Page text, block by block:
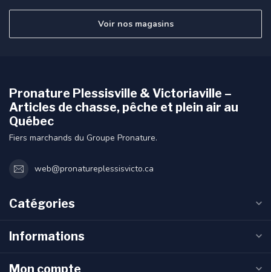
Voir nos magasins
Pronature Plessisville & Victoriaville –
Articles de chasse, pêche et plein air au
Québec
Fiers marchands du Groupe Pronature.
web@pronatureplessisvicto.ca
Catégories
Informations
Mon compte